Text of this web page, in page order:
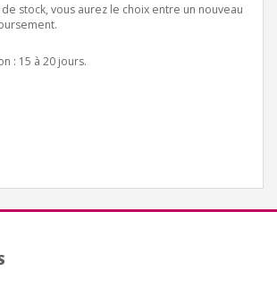
stock, vous aurez le choix entre un nouveau
: 15 à 20 jours.